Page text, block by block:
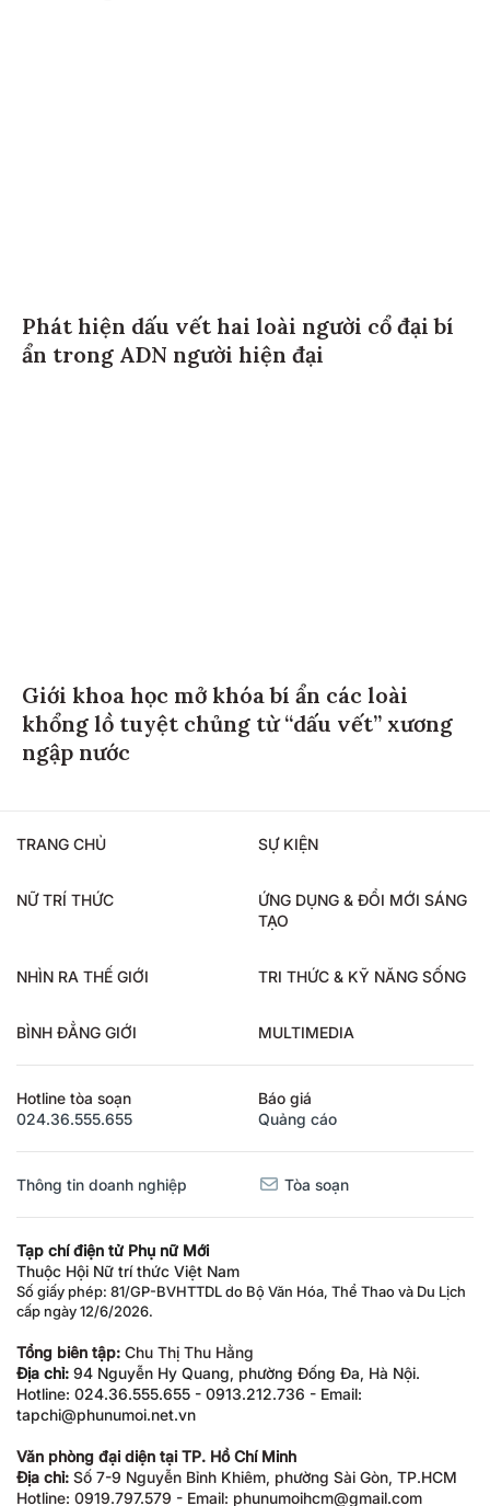
Phát hiện dấu vết hai loài người cổ đại bí
ẩn trong ADN người hiện đại
Giới khoa học mở khóa bí ẩn các loài
khổng lồ tuyệt chủng từ “dấu vết” xương
ngập nước
TRANG CHỦ SỰ KIỆN
NỮ TRÍ THỨC
ỨNG DỤNG & ĐỔI MỚI SÁNG
TẠO
NHÌN RA THẾ GIỚI TRI THỨC & KỸ NĂNG SỐNG
BÌNH ĐẲNG GIỚI MULTIMEDIA
Hotline tòa soạn
024.36.555.655
Báo giá
Quảng cáo
Thông tin doanh nghiệp Tòa soạn
Tạp chí điện tử Phụ nữ Mới
Thuộc Hội Nữ trí thức Việt Nam
Số giấy phép: 81/GP-BVHTTDL do Bộ Văn Hóa, Thể Thao và Du Lịch
cấp ngày 12/6/2026.
Tổng biên tập: Chu Thị Thu Hằng
Địa chỉ: 94 Nguyễn Hy Quang, phường Đống Đa, Hà Nội.
Hotline: 024.36.555.655 - 0913.212.736 - Email:
tapchi@phunumoi.net.vn
Văn phòng đại diện tại TP. Hồ Chí Minh
Địa chỉ: Số 7-9 Nguyễn Bỉnh Khiêm, phường Sài Gòn, TP.HCM
Hotline: 0919.797.579 - Email: phunumoihcm@gmail.com